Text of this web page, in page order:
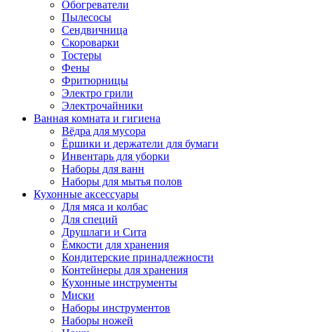
Обогреватели
Пылесосы
Сендвичница
Скороварки
Тостеры
Фены
Фритюрницы
Электро грили
Электрочайники
Ванная комната и гигиена
Вёдра для мусора
Ёршики и держатели для бумаги
Инвентарь для уборки
Наборы для ванн
Наборы для мытья полов
Кухонные аксессуары
Для мяса и колбас
Для специй
Друшлаги и Сита
Ёмкости для хранения
Кондитерские принадлежности
Контейнеры для хранения
Кухонные инструменты
Миски
Наборы инструментов
Наборы ножей